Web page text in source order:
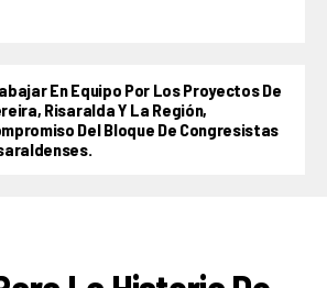
En Equipo Por Los Proyectos De
Risaralda Y La Región,
Del Bloque De Congresistas